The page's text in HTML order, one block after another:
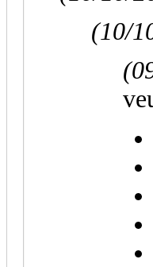
(10/